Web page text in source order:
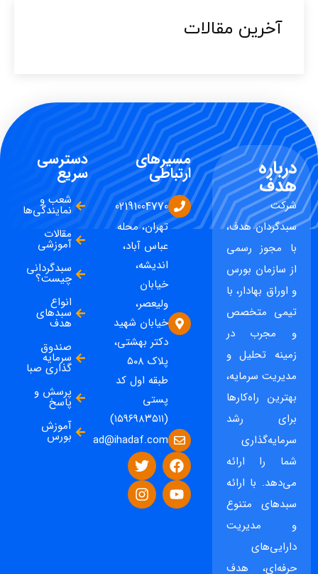
آخرین مقالات​
درباره
هدف
شرکت
سبدگردان هدف،
با مجوز رسمی
از سازمان بورس
و اوراق بهادار، با
تیمی متخصص
و مجرب در
زمینه تحلیل و
مدیریت سرمایه،
بهترین راه‌کارها
برای رشد
سرمایه‌گذاری
شما را ارائه
می‌دهد. با ارائه
سبدهای متنوع
و مدیریت
دارایی‌های
حرفه‌ای، هدف
مسیرهای
ارتباطی
02191004770
تهران، محله
عباس آباد،
اندیشه،
خیابان
ولیعصر،
خیابان شهید
دکتر بهشتی،
پلاک ۵۰۸
طبقه اول کد
پستی
(۱۵۹۶۹۸۳۵۱۱)
ad@ihadaf.com
دسترسی
سریع
شعب و
نمایندگی‌ها
مقالات
آموزشی
سبدگردانی
چیست؟
انواع
سبدهای
هدف
صندوق
سرمایه
گذاری صبا
پرسش و
پاسخ
آموزش
بورس